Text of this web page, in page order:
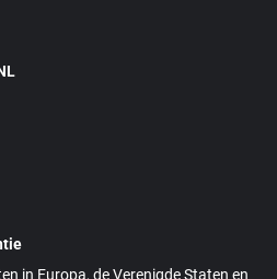
in Europa, de Verenigde Staten en